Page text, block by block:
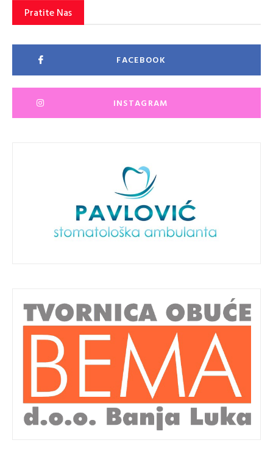
Pratite Nas
FACEBOOK
INSTAGRAM